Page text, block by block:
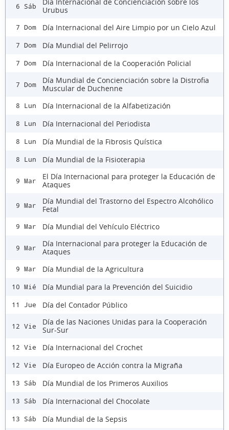
6 Sáb
Día Internacional de Concienciación sobre los
Urubus
7 Dom Día Internacional del Aire Limpio por un Cielo Azul
7 Dom Día Mundial del Pelirrojo
7 Dom Día Internacional de la Cooperación Policial
7 Dom
Día Mundial de Concienciación sobre la Distrofia
Muscular de Duchenne
8 Lun Día Internacional de la Alfabetización
8 Lun Día Internacional del Periodista
8 Lun Día Mundial de la Fibrosis Quística
8 Lun Día Mundial de la Fisioterapia
9 Mar
El Día Internacional para proteger la Educación de
Ataques
9 Mar
Día Mundial del Trastorno del Espectro Alcohólico
Fetal
9 Mar Día Mundial del Vehículo Eléctrico
9 Mar
Día Internacional para proteger la Educación de
Ataques
9 Mar Día Mundial de la Agricultura
10 Mié Día Mundial para la Prevención del Suicidio
11 Jue Día del Contador Público
12 Vie
Día de las Naciones Unidas para la Cooperación
Sur-Sur
12 Vie Día Internacional del Crochet
12 Vie Día Europeo de Acción contra la Migraña
13 Sáb Día Mundial de los Primeros Auxilios
13 Sáb Día Internacional del Chocolate
13 Sáb Día Mundial de la Sepsis